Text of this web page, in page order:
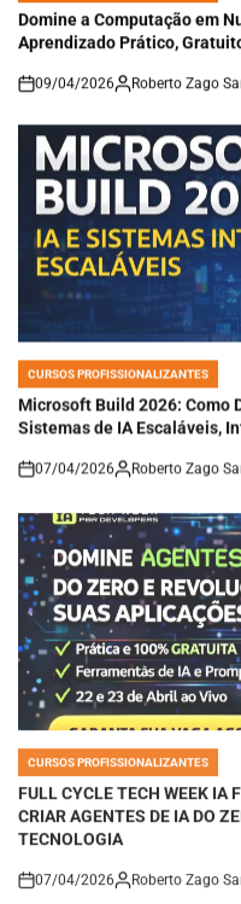
IN
Domine a Computação em
Aprendizado Prático,
on
09/04/2026 Roberto Zago
POSTED
IN
CURSOS PROFISSIONALIZANTES
Microsoft Build 2026: Como
Sistemas de IA Escaláveis,
on
POSTED
IN
FULL CYCLE TECH WEEK IA
CRIAR AGENTES DE IA DO
TECNOLOGIA